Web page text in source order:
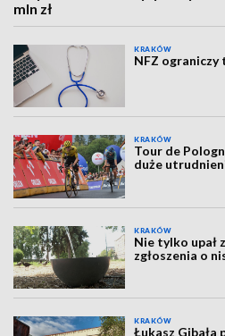
mln zł
KRAKÓW
NFZ ograniczy
KRAKÓW
Tour de
duże
KRAKÓW
Nie tylko upał
zgłoszenia o
KRAKÓW
Łukasz